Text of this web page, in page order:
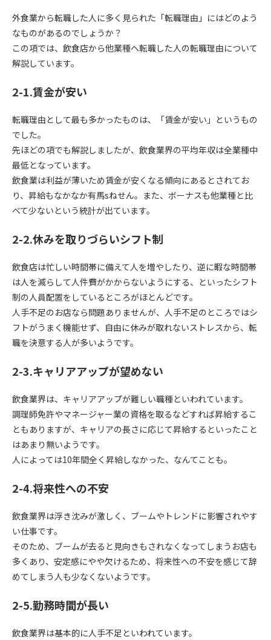
外食業から転職した人に多く見られた「転職理由」にはどのよう
なものがあるのでしょうか？
この項では、飲食店から他業種へ転職した人の転職理由について
解説しています。
2-1.賃金が安い
転職理由として最も多かったものは、「賃金が安い」というもの
でした。
先ほどの項でも解説しましたが、飲食業界の平均年収は全業種中
最低となっています。
飲食業は利益が薄いため賃金が安くなる傾向にあるとされてお
り、昇給もなかなか有馬sねせん。また、ボーナスも他業種と比
べて少ないという統計が出ています。
2-2.休みを取りづらいシフト制
飲食店は忙しい時間帯に備えて人を増やしたり、逆に暇な時間帯
は人を減らして人件費がかからないようにする、といったシフト
制の人員配置をしているところがほとんどです。
人手不足のお店なら問題ありませんが、人手不足のところではシ
フトがうまく機能せず、自由に休みが取れないストレスから、転
職を決意する人が多いようです。
2-3.キャリアアップが望めない
飲食業界は、キャリアアップが難しい職種といわれています。
調理師免許やマネージャー業の資格を取るなどすれば昇給するこ
ともありますが、キャリアの長さに応じて昇給するといったこと
はあまり無いようです。
人によっては10年間全く昇給しなかった、なんてことも。
2-4.将来性への不安
飲食業界は浮き沈みが激しく、ブームやトレンドに影響されやす
い仕事です。
そのため、ブームが去ると見向きもされなくなってしまうお店も
多くあり、安定感にやや欠けるため、将来性への不安を感じて辞
めてしまう人も少なくないようです。
2-5.勤務時間が長い
飲食業界は基本的に人手不足といわれています。